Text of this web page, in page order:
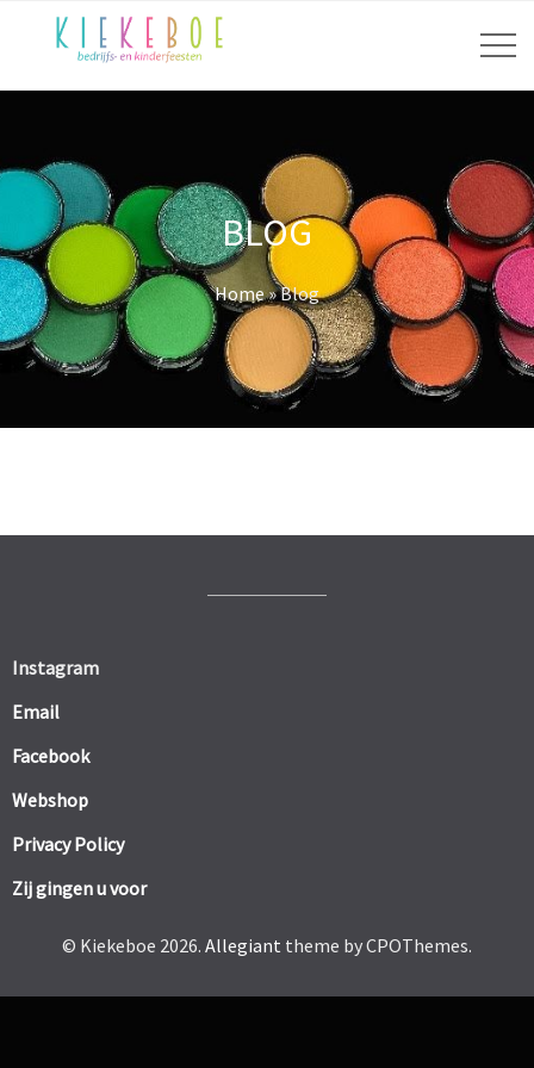
BLOG
Home»Blog
Instagram
Email
Facebook
Webshop
Privacy Policy
Zij gingen u voor
© Kiekeboe 2026. Allegiant theme by CPOThemes.